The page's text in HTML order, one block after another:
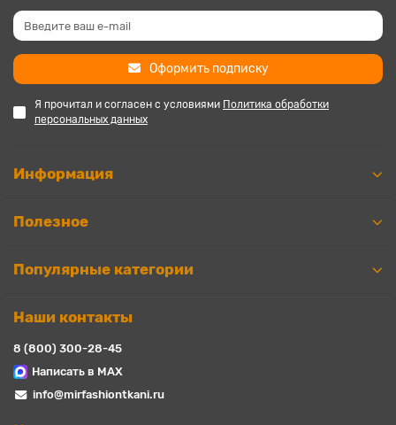
Оформить подписку
Я прочитал и согласен с условиями Политика обработки
персональных данных
Информация
Полезное
Популярные категории
Наши контакты
8 (800) 300-28-45
Написать в MAX
info@mirfashiontkani.ru